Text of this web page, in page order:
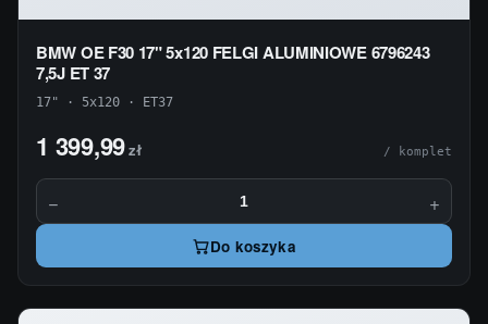
BMW OE F30 17" 5x120 FELGI ALUMINIOWE 6796243
7,5J ET 37
17" · 5x120 · ET37
1 399,99zł / komplet
− +
Do koszyka